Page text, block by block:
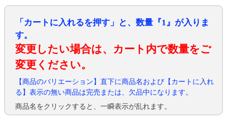
「カートに入れるを押す」と、数量『1』が入りま
す。
変更したい場合は、カート内で数量をご
変更ください。
【商品のバリエーション】直下に商品名および【カートに入れ
る】表示の無い商品は完売または、欠品中になります。
商品名をクリックすると、一瞬表示が乱れます。